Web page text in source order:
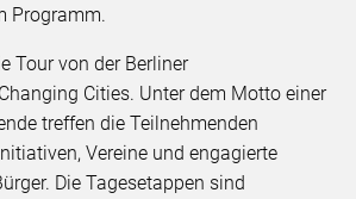
Programm.
Tour von der Berliner
Cities. Unter dem Motto einer
treffen die Teilnehmenden
Vereine und engagierte
Die Tagesetappen sind